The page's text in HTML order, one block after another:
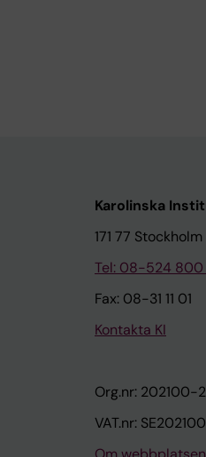
Karolinska
171 77 Stockholm
Tel: 08-524
Fax: 08-31 11 01
Kontakta KI
Org.nr: 202100-
VAT.nr: